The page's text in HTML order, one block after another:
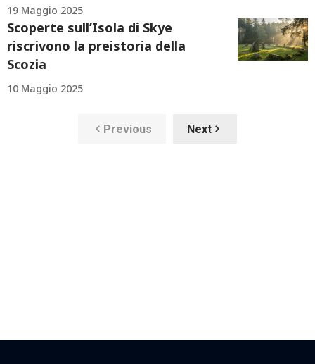
19 Maggio 2025
Scoperte sull’Isola di Skye
riscrivono la preistoria della
Scozia
10 Maggio 2025
Previous Next